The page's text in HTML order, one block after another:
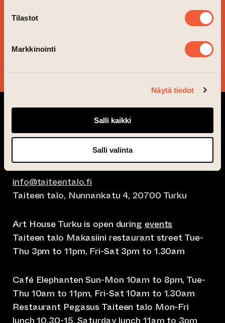
Tilastot
Markkinointi
Näytä tiedot
Salli kaikki
Salli valinta
SIGN UP FOR OUR
info@taiteentalo.fi
Taiteen talo, Nunnankatu 4, 20700 Turku
Art House Turku is open during events
Taiteen talo Makasiini restaurant street Tue-
Thu 3pm to 11pm, Fri-Sat 3pm to 1.30am
Café Elephanten Sun-Mon 10am to 8pm, Tue-
Thu 10am to 11pm, Fri-Sat 10am to 1.30am
Restaurant Pegasus Taiteen talo Mon-Fri